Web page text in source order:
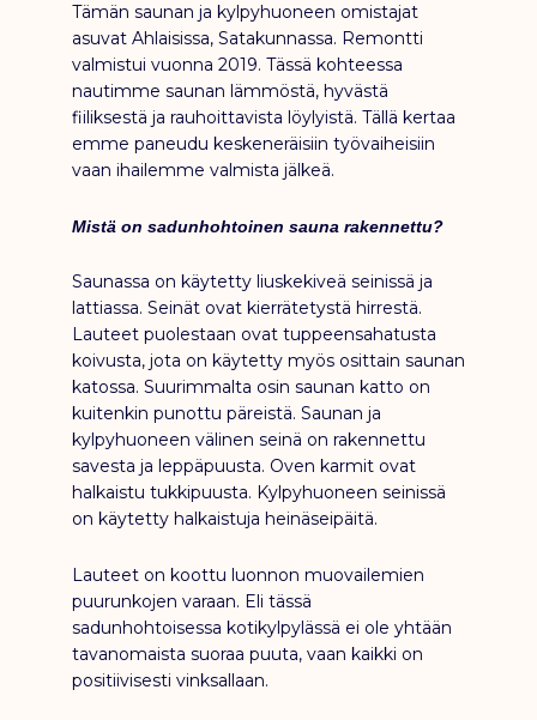
Tämän saunan ja kylpyhuoneen omistajat
asuvat Ahlaisissa, Satakunnassa. Remontti
valmistui vuonna 2019. Tässä kohteessa
nautimme saunan lämmöstä, hyvästä
fiiliksestä ja rauhoittavista löylyistä. Tällä kertaa
emme paneudu keskeneräisiin työvaiheisiin
vaan ihailemme valmista jälkeä.
Mistä on sadunhohtoinen sauna rakennettu?
Saunassa on käytetty liuskekiveä seinissä ja
lattiassa. Seinät ovat kierrätetystä hirrestä.
Lauteet puolestaan ovat tuppeensahatusta
koivusta, jota on käytetty myös osittain saunan
katossa. Suurimmalta osin saunan katto on
kuitenkin punottu päreistä. Saunan ja
kylpyhuoneen välinen seinä on rakennettu
savesta ja leppäpuusta. Oven karmit ovat
halkaistu tukkipuusta. Kylpyhuoneen seinissä
on käytetty halkaistuja heinäseipäitä.
Lauteet on koottu luonnon muovailemien
puurunkojen varaan. Eli tässä
sadunhohtoisessa kotikylpylässä ei ole yhtään
tavanomaista suoraa puuta, vaan kaikki on
positiivisesti vinksallaan.